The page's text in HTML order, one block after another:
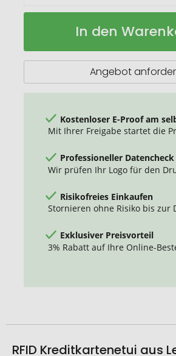
RFID
Kreditkartenetui
Leder
Auf
In den
Angebot
Kostenloser E-Proof am
Mit Ihrer Freigabe startet die
Professioneller
Wir prüfen Ihr Logo für den
Risikofreies Einkaufen
Stornieren ohne Risiko bis zur
Exklusiver Preisvorteil
3% Rabatt auf Ihre Online-
RFID Kreditkartenetui aus